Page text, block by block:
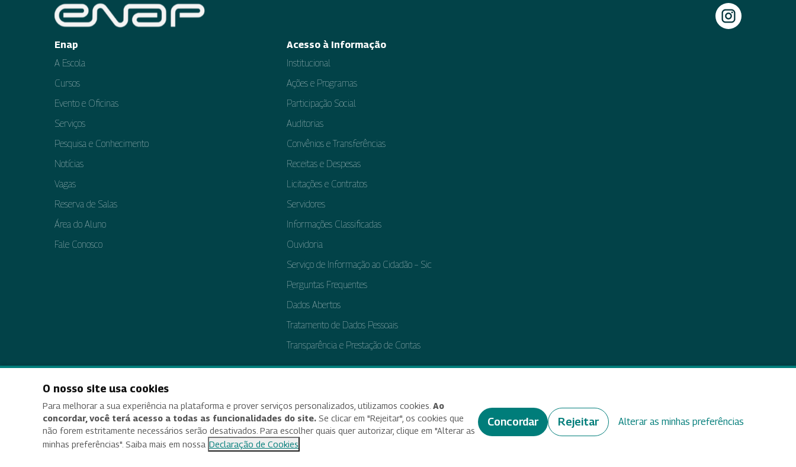
Enap
A Escola
Cursos
Evento e Oficinas
Serviços
Pesquisa e Conhecimento
Notícias
Vagas
Reserva de Salas
Área do Aluno
Fale Conosco
Acesso à Informação
Institucional
Ações e Programas
Participação Social
Auditorias
Convênios e Transferências
Receitas e Despesas
Licitações e Contratos
Servidores
Informações Classificadas
Ouvidoria
Serviço de Informação ao Cidadão – Sic
Perguntas Frequentes
Dados Abertos
Tratamento de Dados Pessoais
Transparência e Prestação de Contas
© 2025 Criado e desenvolvido por Enap
O nosso site usa cookies
Para melhorar a sua experiência na plataforma e prover serviços personalizados, utilizamos cookies. Ao
concordar, você terá acesso a todas as funcionalidades do site. Se clicar em "Rejeitar", os cookies que
não forem estritamente necessários serão desativados. Para escolher quais quer autorizar, clique em "Alterar as
minhas preferências". Saiba mais em nossa Declaração de Cookies
Concordar Rejeitar Alterar as minhas preferências